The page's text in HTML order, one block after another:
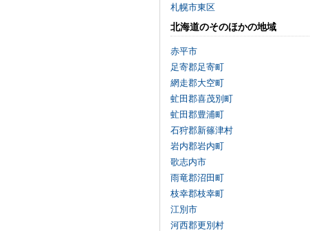
札幌市東区
北海道のそのほかの地域
赤平市
足寄郡足寄町
網走郡大空町
虻田郡喜茂別町
虻田郡豊浦町
石狩郡新篠津村
岩内郡岩内町
歌志内市
雨竜郡沼田町
枝幸郡枝幸町
江別市
河西郡更別村